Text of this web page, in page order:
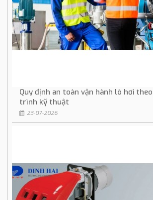
Quy định an toàn vận hành lò hơi
trình kỹ thuật
23-07-2026